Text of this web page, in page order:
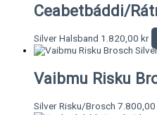
Ceabetbáddi/
Silver Halsband 1.820,00 kr
Vaibmu Risku
Silver Risku/Brosch 7.800,00